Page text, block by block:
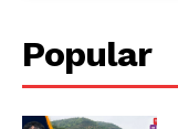
Popular